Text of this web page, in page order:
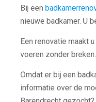
Bij een
nieuwe badkamer. U
Een renovatie maakt
voeren zonder
Omdat er bij een
informatie over de